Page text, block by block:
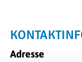
Adresse